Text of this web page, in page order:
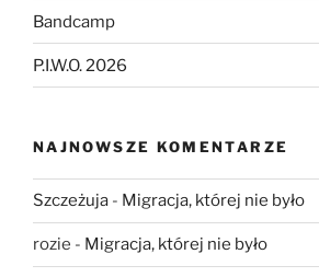
Bandcamp
P.I.W.O. 2026
NAJNOWSZE KOMENTARZE
Szczeżuja - Migracja, której nie było
rozie - Migracja, której nie było